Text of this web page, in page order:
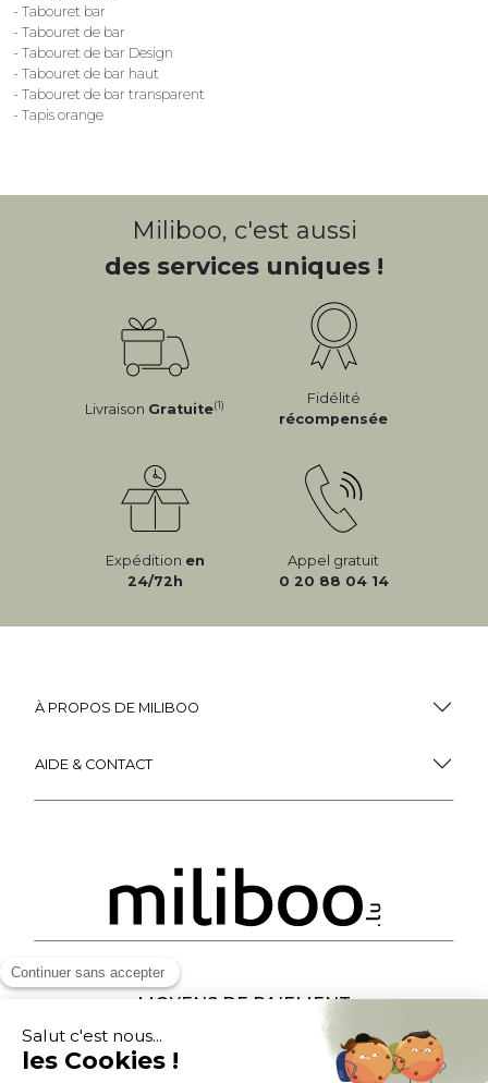
- Tabouret bar
- Tabouret de bar
- Tabouret de bar Design
- Tabouret de bar haut
- Tabouret de bar transparent
- Tapis orange
Miliboo, c'est aussi
des services uniques !
Livraison Gratuite(1)
Fidélité
récompensée
Expédition en
24/72h
Appel gratuit
0 20 88 04 14
À PROPOS DE MILIBOO
AIDE & CONTACT
MOYENS DE PAIEMENT